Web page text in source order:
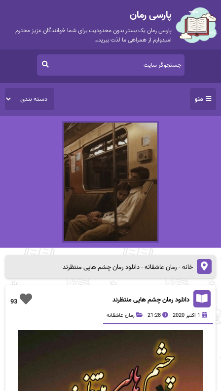
پارسی رمان
پارسی رمان یک بستر بدون محدودیت برای شما خوانندگان عزیز محترم
امیدوارم از همراهی ما لذت ببرید…
منو
خانه-رمان عاشقانه-دانلود رمان چشم هایی منتظرند
93 دانلود رمان چشم هایی منتظرند
1 اکتبر 2020 21:28 رمان عاشقانه